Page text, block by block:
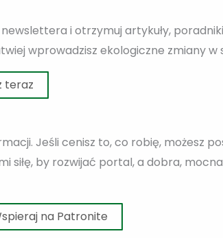
i otrzymuj artykuły,
wprowadzisz ekologiczne zmiany w
teraz
Jeśli cenisz to, co robię, możesz
siłę, by rozwijać portal, a dobra,
na Patronite